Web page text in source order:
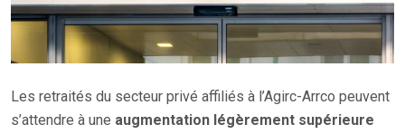
Les retraités du secteur privé affiliés à l’Agirc-Arrco peuvent
s’attendre à une augmentation légèrement supérieure